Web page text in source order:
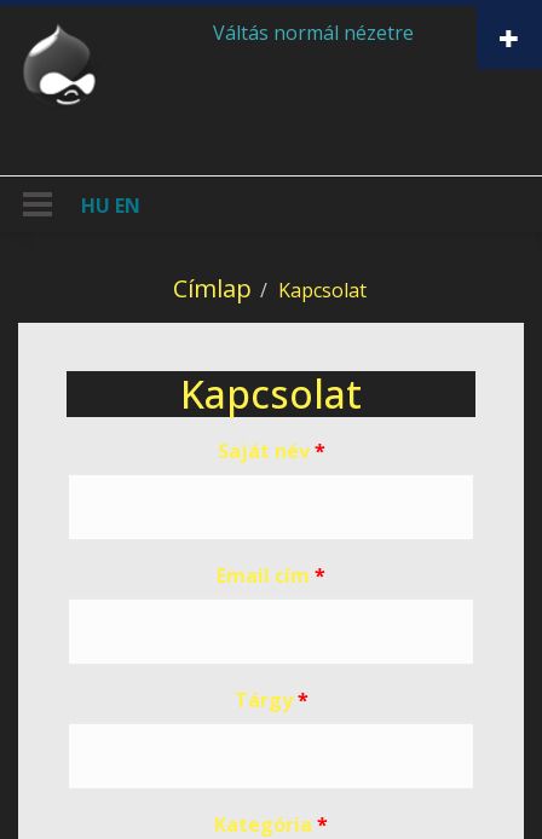
Ugrás a tartalomra
Váltás normál nézetre
HU EN
Címlap Kapcsolat
Kapcsolat
Saját név*
Email cím *
Tárgy*
Kategória *